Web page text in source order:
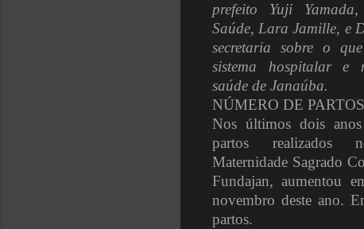
prefeito Yuji
Saúde, Lara Jamille, e
secretaria sobre o
sistema hospitalar e
saúde de Janaúba.
NÚMERO DE
Nos últimos dois
partos realizados
Maternidade Sagrado
Fundajan, aumentou
novembro deste ano.
partos.